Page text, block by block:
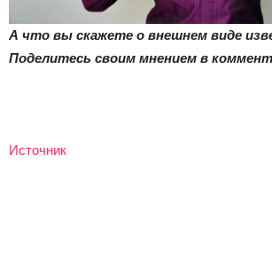
А что вы скажете о внешнем виде
Поделитесь своим мнением в
Источник